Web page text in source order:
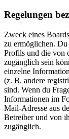
Regelungen
Zweck eines
zu ermöglichen. Du
Profils und die von
zugänglich sein
einzelne
(z. B. andere
sind. Wenn du
Informationen im
Mail-Adresse aus
Betreiber und von
zugänglich.